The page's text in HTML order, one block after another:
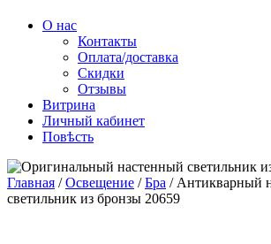
О нас
Контакты
Оплата/доставка
Скидки
Отзывы
Витрина
Личный кабинет
Повѣсть
Главная /Освещение /Бра / Антикварный
светильник из бронзы 20659